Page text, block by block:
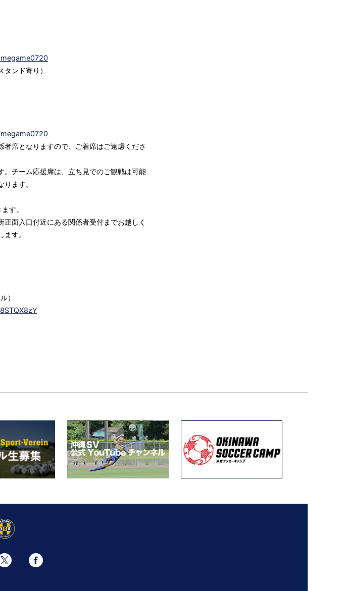
ンド寄り）
者席となりますので、ご着席はご遠慮くださ
。チーム応援席は、立ち見でのご観戦は可能
ます。
す。
正面入口付近にある関係者受付までお越しく
す。
）